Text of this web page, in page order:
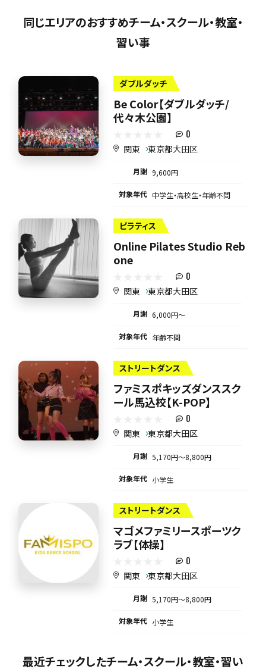
同じエリアのおすすめチーム・スクール・教室・
習い事
ダブルダッチ
Be Color【ダブルダッチ/
代々木公園】
0
関東 東京都大田区
月謝 9,600円
対象年代 中学生・高校生・年齢不問
ピラティス
Online Pilates Studio Reb
one
0
関東 東京都大田区
月謝 6,000円〜
対象年代 年齢不問
ストリートダンス
ファミスポキッズダンススク
ール馬込校【K-POP】
0
関東 東京都大田区
月謝 5,170円〜8,800円
対象年代 小学生
ストリートダンス
マゴメファミリースポーツク
ラブ【体操】
0
関東 東京都大田区
月謝 5,170円〜8,800円
対象年代 小学生
最近チェックしたチーム・スクール・教室・習い